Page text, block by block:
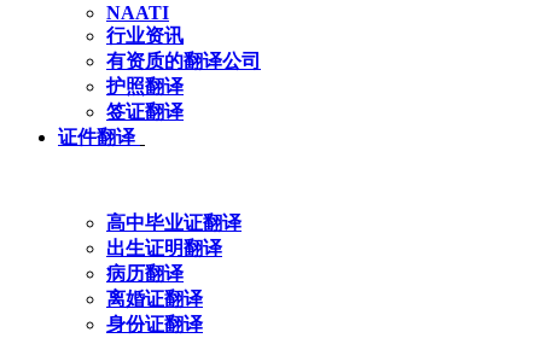
NAATI
行业资讯
有资质的翻译公司
护照翻译
签证翻译
证件翻译
高中毕业证翻译
出生证明翻译
病历翻译
离婚证翻译
身份证翻译